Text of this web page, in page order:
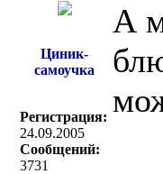
Циник-
самоучка
Регистрация:
24.09.2005
Сообщений:
3731
А